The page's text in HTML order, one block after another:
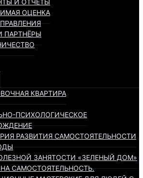
И ОТЧЁТЫ
ОЦЕНКА
ПАРТНЁРЫ
КВАРТИРА
ПСИХОЛОГИЧЕСКОЕ
РАЗВИТИЯ САМОСТОЯТЕЛЬНОСТИ
ЗАНЯТОСТИ «ЗЕЛЕНЫЙ ДОМ»
НА САМОСТОЯТЕЛЬНОСТЬ.